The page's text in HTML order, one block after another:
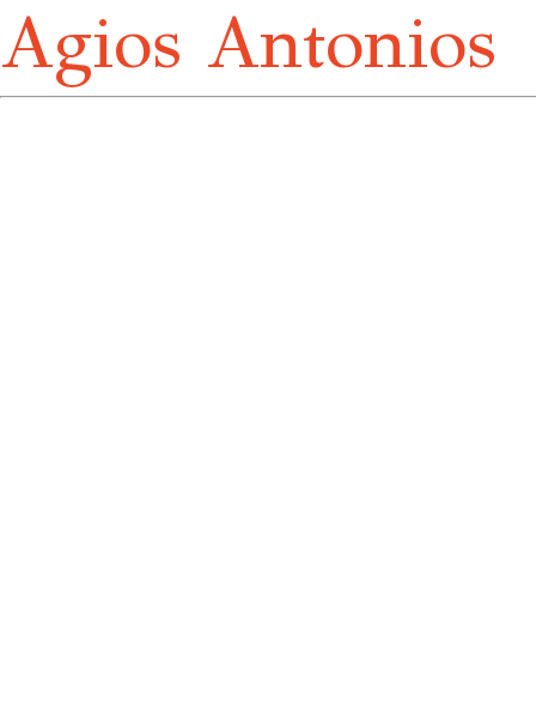
Agios Antonios